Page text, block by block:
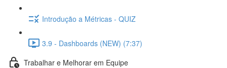
Introdução a Métricas - QUIZ
3.9 - Dashboards (NEW) (7:37)
Trabalhar e Melhorar em Equipe